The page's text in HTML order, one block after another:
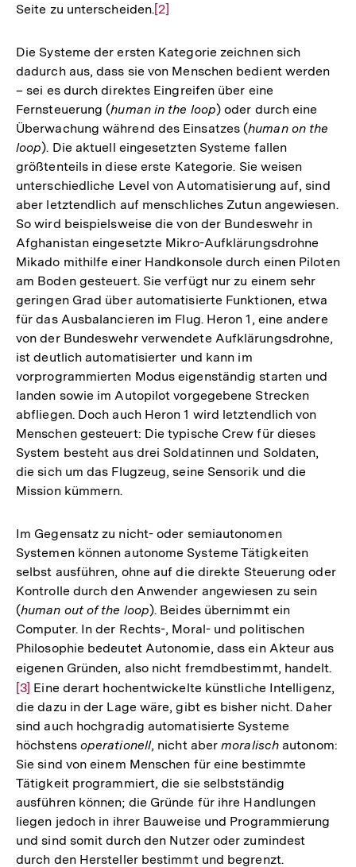
Seite zu unterscheiden.Zur
der
Fußnote
[2]
Die Systeme der ersten Kategorie zeichnen sich
dadurch aus, dass sie von Menschen bedient werden
– sei es durch direktes Eingreifen über eine
Fernsteuerung (human in the loop) oder durch eine
Überwachung während des Einsatzes (human on the
loop). Die aktuell eingesetzten Systeme fallen
größtenteils in diese erste Kategorie. Sie weisen
unterschiedliche Level von Automatisierung auf, sind
aber letztendlich auf menschliches Zutun angewiesen.
So wird beispielsweise die von der Bundeswehr in
Afghanistan eingesetzte Mikro-Aufklärungsdrohne
Mikado mithilfe einer Handkonsole durch einen Piloten
am Boden gesteuert. Sie verfügt nur zu einem sehr
geringen Grad über automatisierte Funktionen, etwa
für das Ausbalancieren im Flug. Heron 1, eine andere
von der Bundeswehr verwendete Aufklärungsdrohne,
ist deutlich automatisierter und kann im
vorprogrammierten Modus eigenständig starten und
landen sowie im Autopilot vorgegebene Strecken
abfliegen. Doch auch Heron 1 wird letztendlich von
Menschen gesteuert: Die typische Crew für dieses
System besteht aus drei Soldatinnen und Soldaten,
die sich um das Flugzeug, seine Sensorik und die
Mission kümmern.
Im Gegensatz zu nicht- oder semiautonomen
Systemen können autonome Systeme Tätigkeiten
selbst ausführen, ohne auf die direkte Steuerung oder
Kontrolle durch den Anwender angewiesen zu sein
(human out of the loop). Beides übernimmt ein
Computer. In der Rechts-, Moral- und politischen
Philosophie bedeutet Autonomie, dass ein Akteur aus
eigenen Gründen, also nicht fremdbestimmt, handelt.
der
[3] Eine derart hochentwickelte künstliche Intelligenz,
die dazu in der Lage wäre, gibt es bisher nicht. Daher
sind auch hochgradig automatisierte Systeme
höchstens operationell, nicht abermoralischautonom:
Sie sind von einem Menschen für eine bestimmte
Tätigkeit programmiert, die sie selbstständig
ausführen können; die Gründe für ihre Handlungen
liegen jedoch in ihrer Bauweise und Programmierung
und sind somit durch den Nutzer oder zumindest
durch den Hersteller bestimmt und begrenzt.